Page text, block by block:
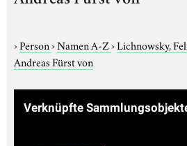
›Person›Namen A-Z›Lichnowsky,
Andreas Fürst von
Verknüpfte